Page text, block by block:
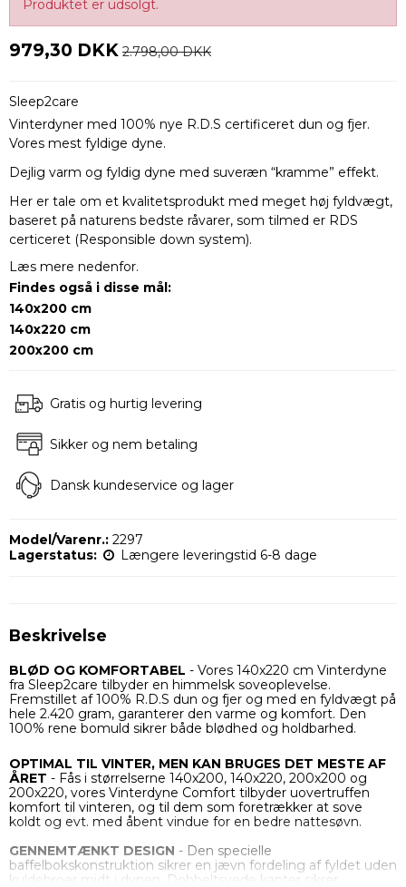
Produktet er udsolgt.
979,30 DKK 2.798,00 DKK
Sleep2care
Vinterdyner med 100% nye R.D.S certificeret dun og fjer.
Vores mest fyldige dyne.
Dejlig varm og fyldig dyne med suveræn “kramme” effekt.
Her er tale om et kvalitetsprodukt med meget høj fyldvægt,
baseret på naturens bedste råvarer, som tilmed er RDS
certiceret (Responsible down system).
Læs mere nedenfor.
Findes også i disse mål:
140x200 cm
140x220 cm
200x200 cm
Gratis og hurtig levering
Sikker og nem betaling
Dansk kundeservice og lager
Model/Varenr.: 2297
Lagerstatus:
Længere leveringstid 6-8 dage
Beskrivelse
BLØD OG KOMFORTABEL - Vores 140x220 cm Vinterdyne
fra Sleep2care tilbyder en himmelsk soveoplevelse.
Fremstillet af 100% R.D.S dun og fjer og med en fyldvægt på
hele 2.420 gram, garanterer den varme og komfort. Den
100% rene bomuld sikrer både blødhed og holdbarhed.
OPTIMAL TIL VINTER, MEN KAN BRUGES DET MESTE AF
ÅRET - Fås i størrelserne 140x200, 140x220, 200x200 og
200x220, vores Vinterdyne Comfort tilbyder uovertruffen
komfort til vinteren, og til dem som foretrækker at sove
koldt og evt. med åbent vindue for en bedre nattesøvn.
GENNEMTÆNKT DESIGN - Den specielle
baffelbokskonstruktion sikrer en jævn fordeling af fyldet uden
kuldebroer midt i dynen. Dobbeltsyede kanter sikrer